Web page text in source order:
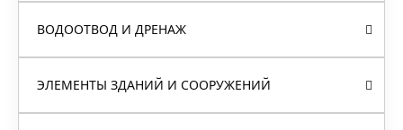
ВОДООТВОД И ДРЕНАЖ
ЭЛЕМЕНТЫ ЗДАНИЙ И СООРУЖЕНИЙ